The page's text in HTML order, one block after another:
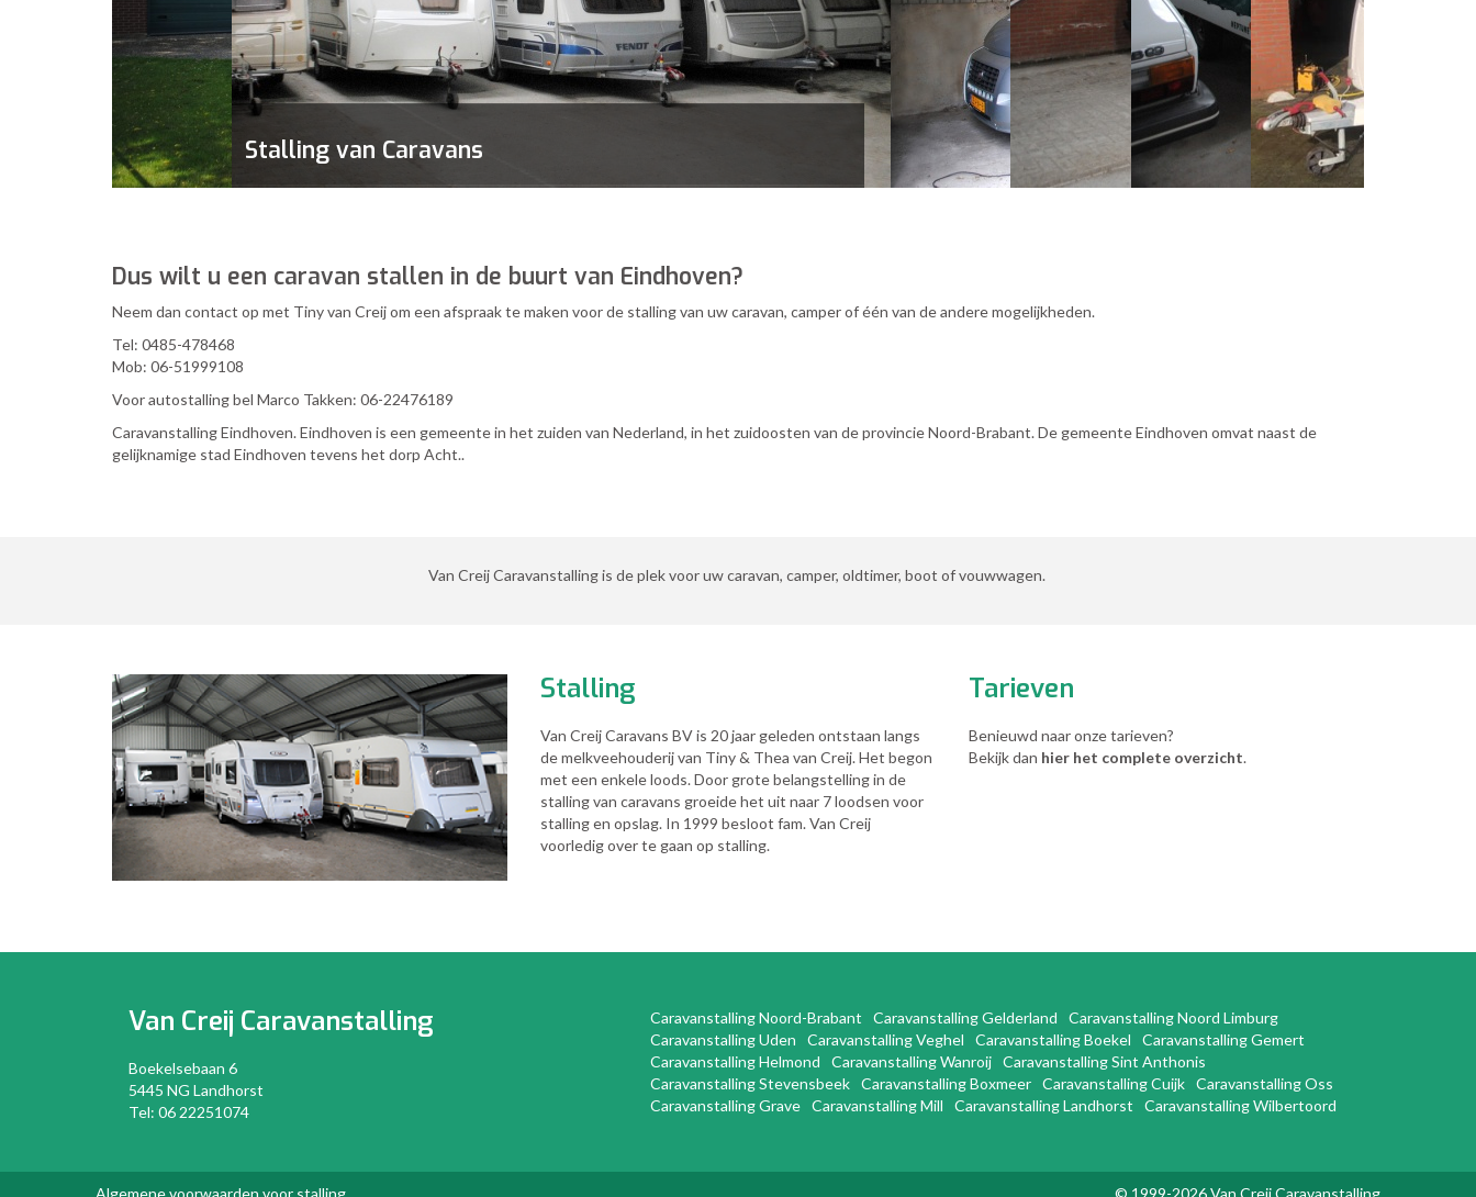
Stalling van Campers
Dus wilt u een caravan stallen in de buurt van Eindhoven?
Neem dan contact op met Tiny van Creij om een afspraak te maken voor de stalling van uw caravan, camper of één van de andere mogelijkheden.
Tel: 0485-478468
Mob: 06-51999108
Voor autostalling bel Marco Takken: 06-22476189
Caravanstalling Eindhoven. Eindhoven is een gemeente in het zuiden van Nederland, in het zuidoosten van de provincie Noord-Brabant. De gemeente Eindhoven omvat naast de
gelijknamige stad Eindhoven tevens het dorp Acht..
Van Creij Caravanstalling is de plek voor uw caravan, camper, oldtimer, boot of vouwwagen.
Stalling
Van Creij Caravans BV is 20 jaar geleden ontstaan langs
de melkveehouderij van Tiny & Thea van Creij. Het begon
met een enkele loods. Door grote belangstelling in de
stalling van caravans groeide het uit naar 7 loodsen voor
stalling en opslag. In 1999 besloot fam. Van Creij
voorledig over te gaan op stalling.
Tarieven
Benieuwd naar onze tarieven?
Bekijk dan hier het complete overzicht.
Van Creij Caravanstalling
Boekelsebaan 6
5445 NG Landhorst
Tel: 06 22251074
Caravanstalling Noord-Brabant Caravanstalling Gelderland
Caravanstalling Noord Limburg
Caravanstalling Uden
Caravanstalling Veghel Caravanstalling Boekel
Caravanstalling Gemert
Caravanstalling Helmond
Caravanstalling Wanroij Caravanstalling Sint Anthonis
Caravanstalling Stevensbeek Caravanstalling Boxmeer Caravanstalling Cuijk Caravanstalling Oss
Caravanstalling Grave Caravanstalling Mill Caravanstalling Landhorst Caravanstalling Wilbertoord
Algemene voorwaarden voor stalling © 1999-2026 Van Creij Caravanstalling